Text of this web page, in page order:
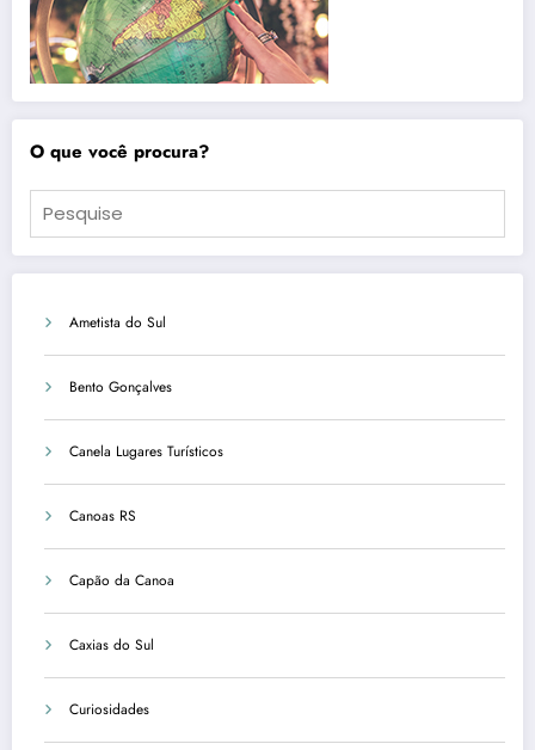
O que você procura?
Ametista do Sul
Bento Gonçalves
Canela Lugares Turísticos
Canoas RS
Capão da Canoa
Caxias do Sul
Curiosidades